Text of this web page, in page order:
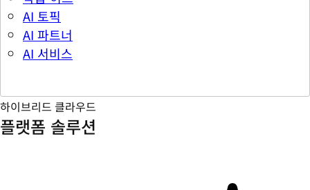
AI 토픽
AI 파트너
AI 서비스
하이브리드 클라우드
플랫폼 솔루션